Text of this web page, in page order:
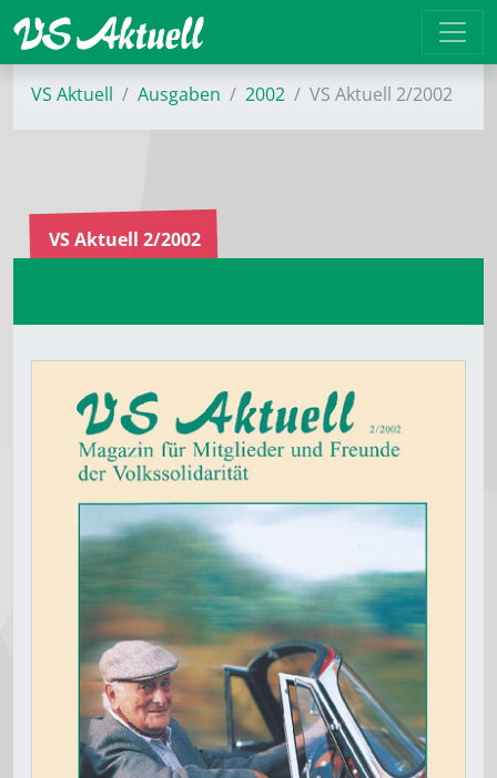
VS Aktuell Ausgaben 2002 VS Aktuell 2/2002
VS Aktuell 2/2002